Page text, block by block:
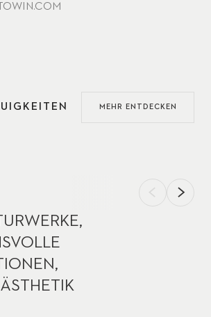
MEHR ENTDECKEN